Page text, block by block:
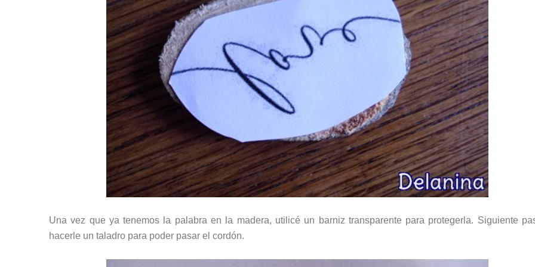
Una vez que ya tenemos la palabra en la madera, utilicé un barniz transparente para protegerla. Siguiente
hacerle un taladro para poder pasar el cordón.